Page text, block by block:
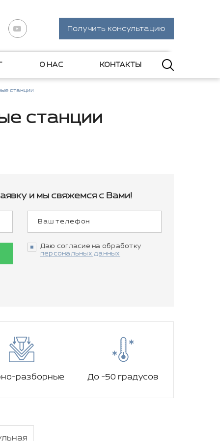
Получить консультацию
О НАС КОНТАКТЫ
станции
станции
и мы свяжемся с Вами!
Даю согласие на обработку
персональных данных
разборные До -50 градусов